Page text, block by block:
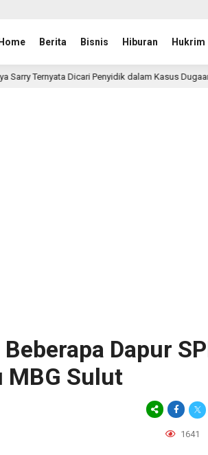
Home Berita Bisnis Hiburan Hukrim
dalam Kasus Dugaan Penipuan 1
Dapur
MBG Sulut
1641